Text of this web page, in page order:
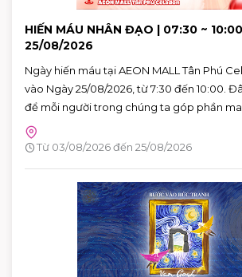
HIẾN MÁU NHÂN ĐẠO | 07:30 ~
25/08/2026
Ngày hiến máu tại AEON MALL Tân Phú
vào Ngày 25/08/2026, từ 7:30 đến 10:00.
để mỗi người trong chúng ta góp phần
cứu sống những người bệnh đang cần
sống. Hãy đến tham gia và cùng lan tỏa
Từ 03/08/2026 đến 25/08/2026